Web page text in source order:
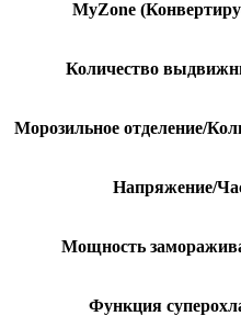
MyZone
Количество
Морозильное отделение/
Напряжение/
Мощность
Функция